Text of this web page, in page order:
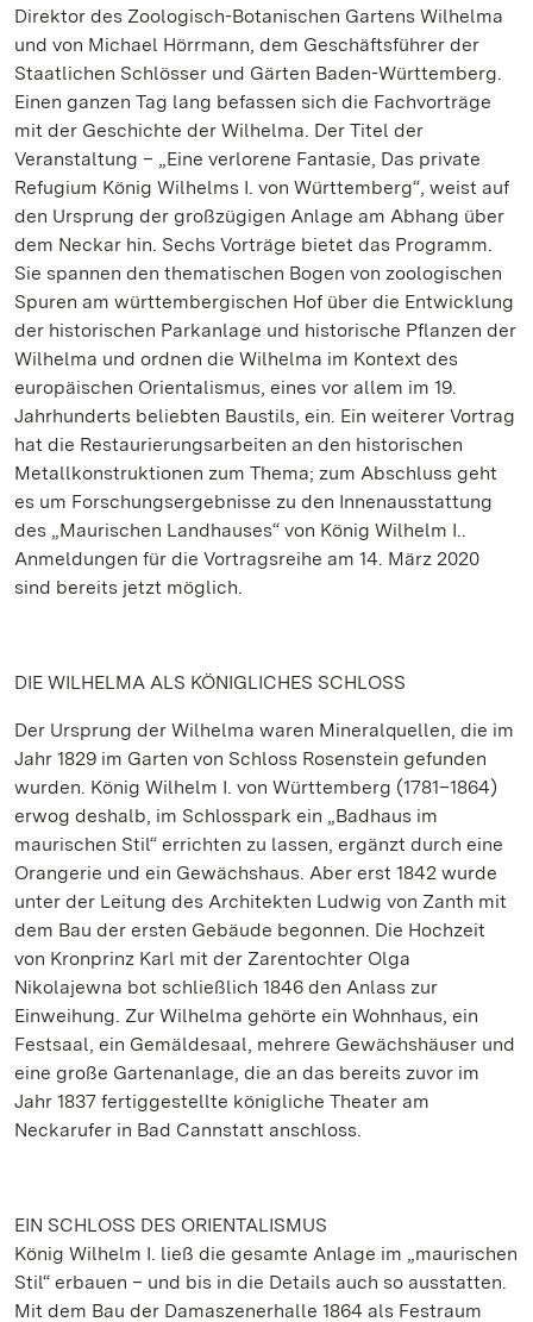
Direktor des Zoologisch-Botanischen Gartens Wilhelma
und von Michael Hörrmann, dem Geschäftsführer der
Staatlichen Schlösser und Gärten Baden-Württemberg.
Einen ganzen Tag lang befassen sich die Fachvorträge
mit der Geschichte der Wilhelma. Der Titel der
Veranstaltung – „Eine verlorene Fantasie, Das private
Refugium König Wilhelms I. von Württemberg“, weist auf
den Ursprung der großzügigen Anlage am Abhang über
dem Neckar hin. Sechs Vorträge bietet das Programm.
Sie spannen den thematischen Bogen von zoologischen
Spuren am württembergischen Hof über die Entwicklung
der historischen Parkanlage und historische Pflanzen der
Wilhelma und ordnen die Wilhelma im Kontext des
europäischen Orientalismus, eines vor allem im 19.
Jahrhunderts beliebten Baustils, ein. Ein weiterer Vortrag
hat die Restaurierungsarbeiten an den historischen
Metallkonstruktionen zum Thema; zum Abschluss geht
es um Forschungsergebnisse zu den Innenausstattung
des „Maurischen Landhauses“ von König Wilhelm I..
Anmeldungen für die Vortragsreihe am 14. März 2020
sind bereits jetzt möglich.
DIE WILHELMA ALS KÖNIGLICHES SCHLOSS
Der Ursprung der Wilhelma waren Mineralquellen, die im
Jahr 1829 im Garten von Schloss Rosenstein gefunden
wurden. König Wilhelm I. von Württemberg (1781–1864)
erwog deshalb, im Schlosspark ein „Badhaus im
maurischen Stil“ errichten zu lassen, ergänzt durch eine
Orangerie und ein Gewächshaus. Aber erst 1842 wurde
unter der Leitung des Architekten Ludwig von Zanth mit
dem Bau der ersten Gebäude begonnen. Die Hochzeit
von Kronprinz Karl mit der Zarentochter Olga
Nikolajewna bot schließlich 1846 den Anlass zur
Einweihung. Zur Wilhelma gehörte ein Wohnhaus, ein
Festsaal, ein Gemäldesaal, mehrere Gewächshäuser und
eine große Gartenanlage, die an das bereits zuvor im
Jahr 1837 fertiggestellte königliche Theater am
Neckarufer in Bad Cannstatt anschloss.
EIN SCHLOSS DES ORIENTALISMUS
König Wilhelm I. ließ die gesamte Anlage im „maurischen
Stil“ erbauen – und bis in die Details auch so ausstatten.
Mit dem Bau der Damaszenerhalle 1864 als Festraum